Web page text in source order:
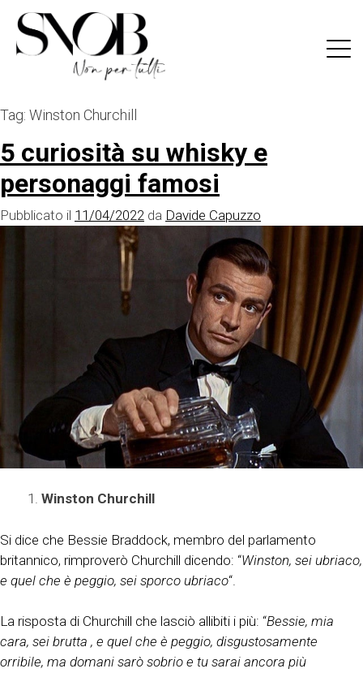
content
Tag: Winston Churchill
5 curiosità su whisky e
personaggi famosi
Pubblicato il 11/04/2022 da Davide Capuzzo
Winston Churchill
Si dice che Bessie Braddock, membro del parlamento
britannico, rimproverò Churchill dicendo: “Winston, sei ubriaco,
e quel che è peggio, sei sporco ubriaco“.
La risposta di Churchill che lasciò allibiti i più: “Bessie, mia
cara, sei brutta , e quel che è peggio, disgustosamente
orribile, ma domani sarò sobrio e tu sarai ancora più